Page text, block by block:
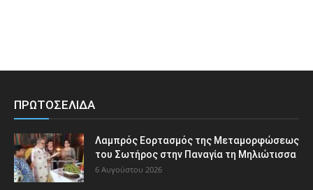
ΠΡΩΤΟΣΕΛΙΔΑ
Λαμπρός Εορτασμός της Μεταμορφώσεως
του Σωτήρος στην Παναγία τη Μηλιώτισσα
6 Αυγούστου 2026